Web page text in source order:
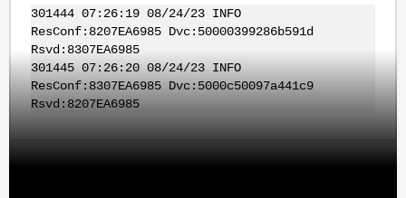
301444 07:26:19 08/24/23 INFO
ResConf:8207EA6985 Dvc:50000399286b591d
Rsvd:8307EA6985
301445 07:26:20 08/24/23 INFO
ResConf:8307EA6985 Dvc:5000c50097a441c9
Rsvd:8207EA6985